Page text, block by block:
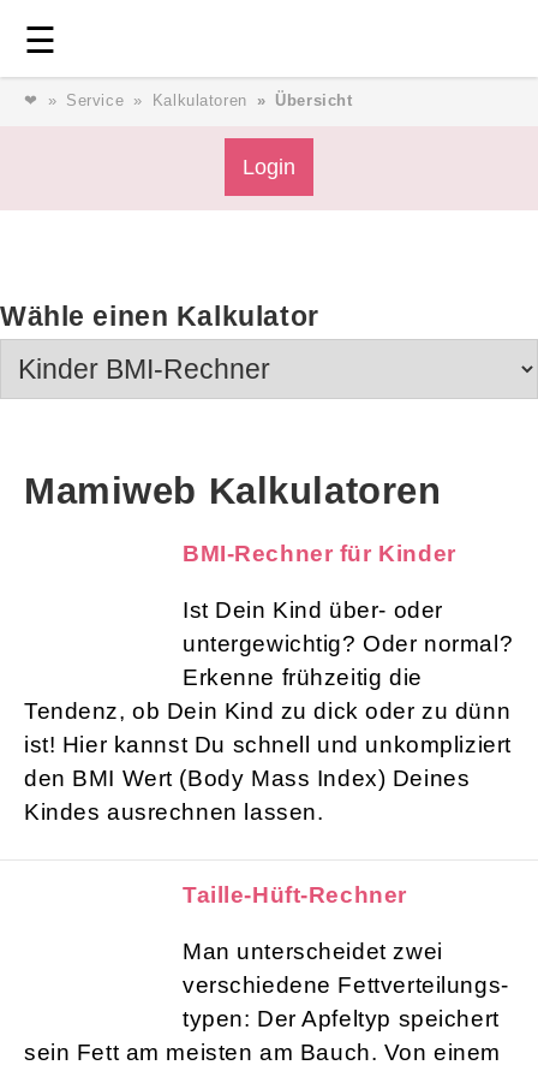
☰
❤ Service Kalkulatoren Übersicht
Login
Wähle einen Kalkulator
Mamiweb Kalkulatoren
BMI-Rechner für Kinder
Ist Dein Kind über- oder
untergewichtig? Oder normal?
Erkenne frühzeitig die
Tendenz, ob Dein Kind zu dick oder zu dünn
ist! Hier kannst Du schnell und unkompliziert
den BMI Wert (Body Mass Index) Deines
Kindes ausrechnen lassen.
Taille-Hüft-Rechner
Man unterscheidet zwei
verschiedene Fettverteilungs-
typen: Der Apfeltyp speichert
sein Fett am meisten am Bauch. Von einem
Forum
Service
AGB & Impressum